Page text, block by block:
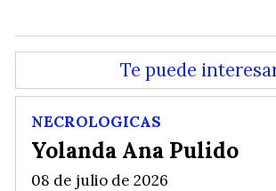
Te puede
Yolanda Ana Pulido
NECROLOGICAS
08 de julio de 2026